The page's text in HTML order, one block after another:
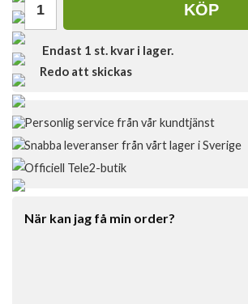
KÖP
Endast 1 st. kvar i lager.
Redo att skickas
Personlig service från vår kundtjänst
Snabba leveranser från vårt lager i Sverige
Officiell Tele2-butik
När kan jag få min order?